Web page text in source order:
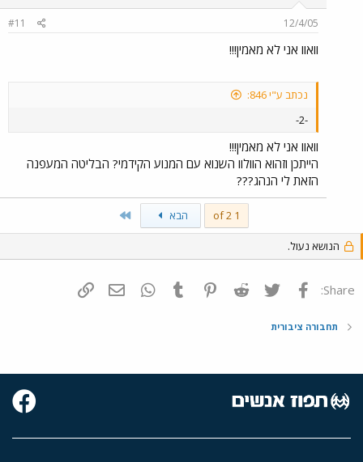
12/4/05
#11
וואוו אני לא מאמין!!!
נכתב ע"י 846:
-2-
וואוו אני לא מאמין!!!
הייתכן וזהוא הוולוו השנוא עם המנוע הקידמי? הבליטה המעפנה
הזאת לי הנהג???
1 of 2 הבא
הנושא נעול.
Share: פייסבוק Twitter
Reddit
Pinterest
Tumblr
WhatsAppדואר אלקטרוני
תחבורה ציבורית